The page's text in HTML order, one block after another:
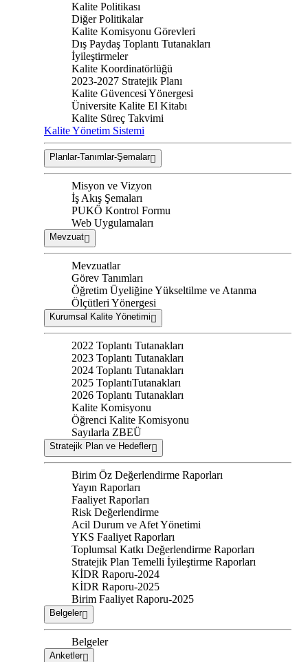
Kalite Politikası
Diğer Politikalar
Kalite Komisyonu Görevleri
Dış Paydaş Toplantı Tutanakları
İyileştirmeler
Kalite Koordinatörlüğü
2023-2027 Stratejik Planı
Kalite Güvencesi Yönergesi
Üniversite Kalite El Kitabı
Kalite Süreç Takvimi
Kalite Yönetim Sistemi
Planlar-Tanımlar-Şemalar
Misyon ve Vizyon
İş Akış Şemaları
PUKÖ Kontrol Formu
Web Uygulamaları
Mevzuat
Mevzuatlar
Görev Tanımları
Öğretim Üyeliğine Yükseltilme ve Atanma
Ölçütleri Yönergesi
Kurumsal Kalite Yönetimi
2022 Toplantı Tutanakları
2023 Toplantı Tutanakları
2024 Toplantı Tutanakları
2025 ToplantıTutanakları
2026 Toplantı Tutanakları
Kalite Komisyonu
Öğrenci Kalite Komisyonu
Sayılarla ZBEÜ
Stratejik Plan ve Hedefler
Birim Öz Değerlendirme Raporları
Yayın Raporları
Faaliyet Raporları
Risk Değerlendirme
Acil Durum ve Afet Yönetimi
YKS Faaliyet Raporları
Toplumsal Katkı Değerlendirme Raporları
Stratejik Plan Temelli İyileştirme Raporları
KİDR Raporu-2024
KİDR Raporu-2025
Birim Faaliyet Raporu-2025
Belgeler
Belgeler
Anketler